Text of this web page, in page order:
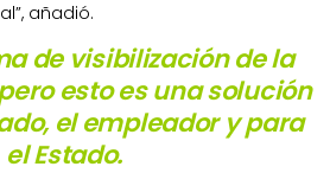
añadió.
de visibilización de la
esto es una solución
el empleador y para
el Estado.